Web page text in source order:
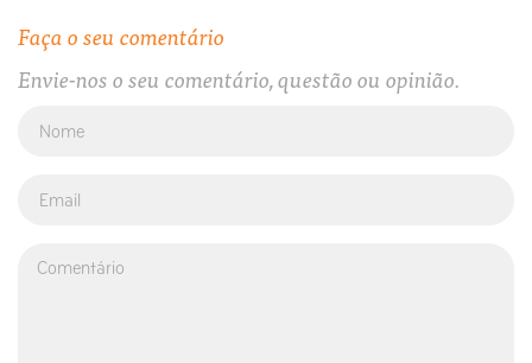
Faça o seu comentário
Envie-nos o seu comentário, questão ou opinião.